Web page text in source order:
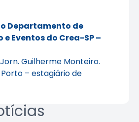
Departamento de
Eventos do Crea-SP –
Jorn. Guilherme Monteiro.
– estagiário de